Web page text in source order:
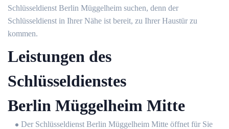
Schlüsseldienst Berlin Müggelheim suchen, denn der
Schlüsseldienst in Ihrer Nähe ist bereit, zu Ihrer Haustür zu
kommen.
Leistungen des
Schlüsseldienstes
Berlin Müggelheim Mitte
Der Schlüsseldienst Berlin Müggelheim Mitte öffnet für Sie